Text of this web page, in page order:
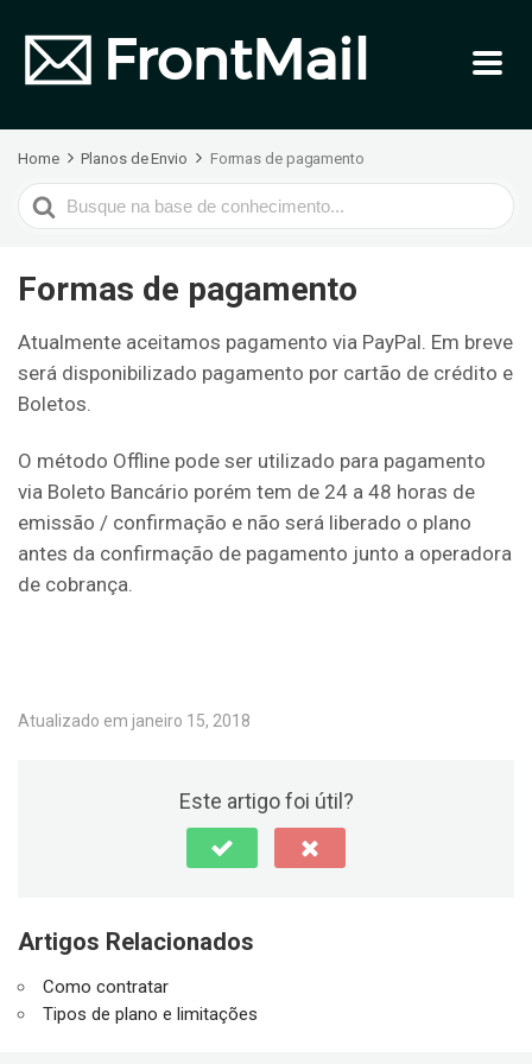
Home Planos de Envio Formas de pagamento
Search
For
Formas de pagamento
Atualmente aceitamos pagamento via PayPal. Em breve
será disponibilizado pagamento por cartão de crédito e
Boletos.
O método Offline pode ser utilizado para pagamento
via Boleto Bancário porém tem de 24 a 48 horas de
emissão / confirmação e não será liberado o plano
antes da confirmação de pagamento junto a operadora
de cobrança.
Atualizado em janeiro 15, 2018
Este artigo foi útil?
Artigos Relacionados
Como contratar
Tipos de plano e limitações